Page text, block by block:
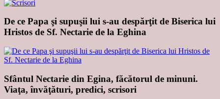
De ce Papa şi supuşii lui s-au despărţit de Biserica lui
Hristos de Sf. Nectarie de la Eghina
Sfântul Nectarie din Egina, făcătorul de minuni.
Viaţa, învăţături, predici, scrisori